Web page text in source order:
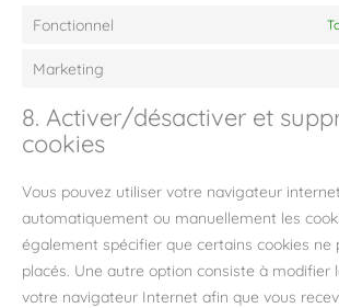
Fonctionnel
Marketing
8. Activer/désactiver et
cookies
Vous pouvez utiliser votre navigateur
automatiquement ou manuellement les
également spécifier que certains cookies ne
placés. Une autre option consiste à modifier
votre navigateur Internet afin que vous